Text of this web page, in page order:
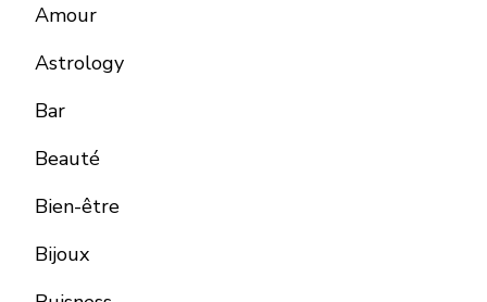
Amour
Astrology
Bar
Beauté
Bien-être
Bijoux